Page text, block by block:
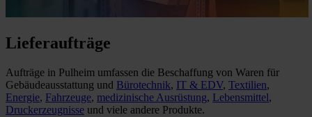
Lieferaufträge
Aufträge in Pulheim umfassen die Beschaffung von Waren für
Gebäudeausstattung und Bürotechnik, IT & EDV, Textilien,
Energie, Fahrzeuge, medizinische Ausrüstung, Lebensmittel,
Druckerzeugnisse und viele andere Produkte.